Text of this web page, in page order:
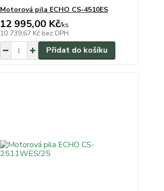
Motorová pila ECHO CS-4510ES
12 995,00 Kč/ks
10 739,67 Kč bez DPH
Přidat do košíku